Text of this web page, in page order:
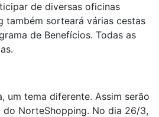
de diversas oficinas
também sorteará várias cestas
de Benefícios. Todas as
um tema diferente. Assim serão
do NorteShopping. No dia 26/3,